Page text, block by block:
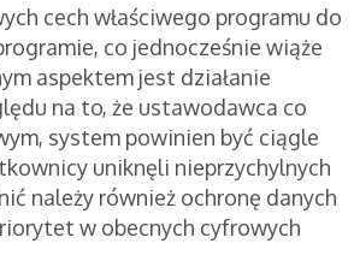
cech właściwego programu do
co jednocześnie wiąże
aspektem jest działanie
na to, że ustawodawca co
system powinien być ciągle
uniknęli nieprzychylnych
należy również ochronę danych
w obecnych cyfrowych